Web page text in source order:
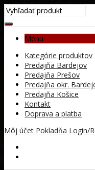
Menu
Kategórie produktov
Predajňa Bardejov
Predajňa Prešov
Predajňa okr.
Predajňa Košice
Kontakt
Doprava a platba
Môj účet Pokladňa Login/